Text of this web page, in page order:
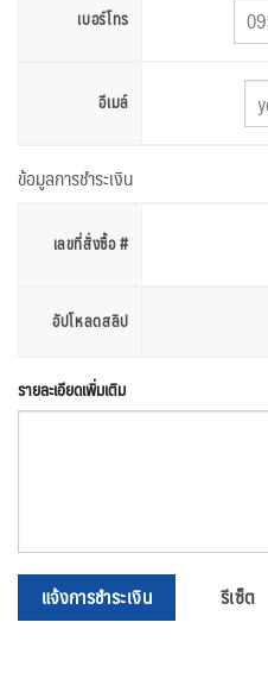
เบอร์โทร
อีเมล์
ข้อมูลการชำระเงิน
เลขที่สั่งซื้อ #
อัปโหลดสลิป
รายละเอียดเพิ่มเติม